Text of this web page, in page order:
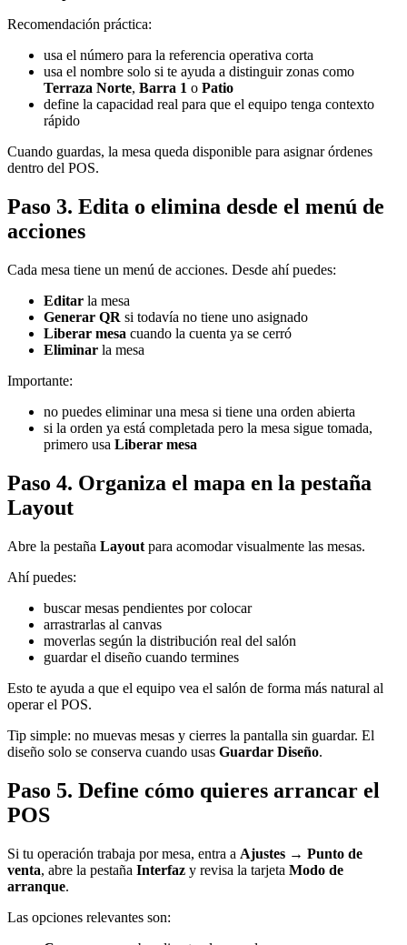
Recomendación práctica:
usa el número para la referencia operativa corta
usa el nombre solo si te ayuda a distinguir zonas como
Terraza Norte, Barra 1 o Patio
define la capacidad real para que el equipo tenga contexto
rápido
Cuando guardas, la mesa queda disponible para asignar órdenes
dentro del POS.
Paso 3. Edita o elimina desde el menú de
acciones
Cada mesa tiene un menú de acciones. Desde ahí puedes:
Editar la mesa
Generar QR si todavía no tiene uno asignado
Liberar mesa cuando la cuenta ya se cerró
Eliminar la mesa
Importante:
no puedes eliminar una mesa si tiene una orden abierta
si la orden ya está completada pero la mesa sigue tomada,
primero usa Liberar mesa
Paso 4. Organiza el mapa en la pestaña
Layout
Abre la pestaña Layout para acomodar visualmente las mesas.
Ahí puedes:
buscar mesas pendientes por colocar
arrastrarlas al canvas
moverlas según la distribución real del salón
guardar el diseño cuando termines
Esto te ayuda a que el equipo vea el salón de forma más natural al
operar el POS.
Tip simple: no muevas mesas y cierres la pantalla sin guardar. El
diseño solo se conserva cuando usas Guardar Diseño.
Paso 5. Define cómo quieres arrancar el
POS
Si tu operación trabaja por mesa, entra a Ajustes → Punto de
venta, abre la pestaña Interfaz y revisa la tarjeta Modo de
arranque.
Las opciones relevantes son: